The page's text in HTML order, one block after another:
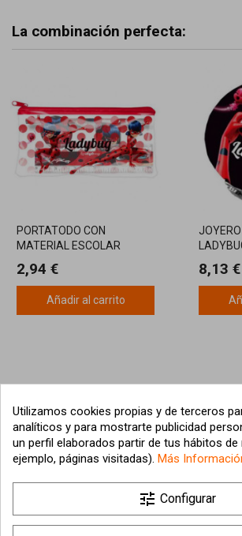
La combinación perfecta:
PORTATODO CON
MATERIAL ESCOLAR
2,94 €
Añadir al carrito
8,13 €
Utilizamos cookies propias y de terceros
analíticos y para mostrarte publicidad
un perfil elaborados partir de tus hábitos de
ejemplo, páginas visitadas). Más
tune Configurar